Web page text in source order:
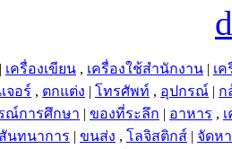
| เครื่องเขียน , เครื่องใช้สำนักงาน | เ
จอร์ , ตกแต่ง | โทรศัพท์ , อุปกรณ์ | ก
ณ์การศึกษา | ของที่ระลึก | อาหาร ,
สันทนาการ | ขนส่ง , โลจิสติกส์ | จัดห